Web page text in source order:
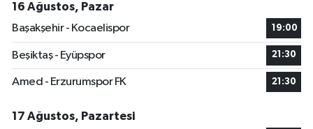
16 Ağustos, Pazar
Başakşehir - Kocaelispor
19:00
Beşiktaş - Eyüpspor 21:30
Amed - Erzurumspor FK 21:30
17 Ağustos, Pazartesi